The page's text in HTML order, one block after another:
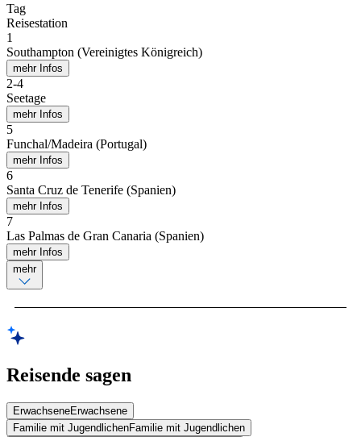
Tag
Reisestation
1
Southampton (Vereinigtes Königreich)
mehr Infos
2-4
Seetage
mehr Infos
5
Funchal/Madeira (Portugal)
mehr Infos
6
Santa Cruz de Tenerife (Spanien)
mehr Infos
7
Las Palmas de Gran Canaria (Spanien)
mehr Infos
mehr
Reisende sagen
ErwachseneErwachsene
Familie mit JugendlichenFamilie mit Jugendlichen